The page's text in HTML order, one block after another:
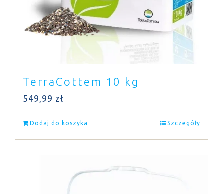
TerraCottem 10 kg
549,99 zł
Dodaj do koszyka Szczegóły